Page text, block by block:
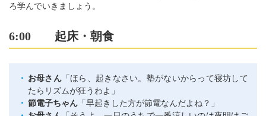
ろ学んでいきましょう。
6:00 起床・朝食
お母さん「ほら、起きなさい。塾がないからって寝坊して
たらリズムが狂うわよ」
節電子ちゃん「早起きした方が節電なんだよね？」